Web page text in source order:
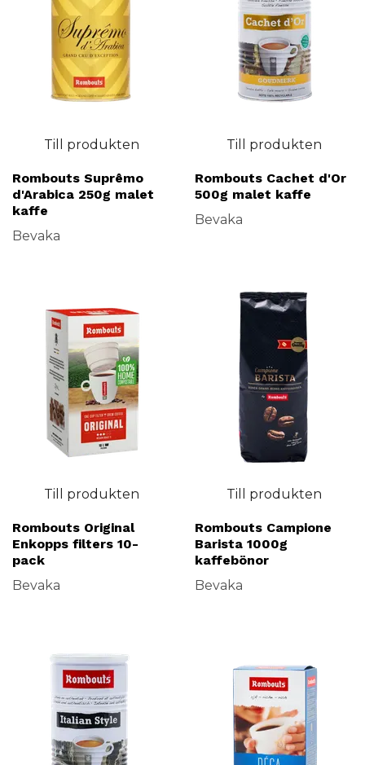
Till produkten
Rombouts Suprêmo
d'Arabica 250g malet
kaffe
Bevaka
Till produkten
Rombouts Cachet d'Or
500g malet kaffe
Bevaka
Till produkten
Rombouts Original
Enkopps filters 10-
pack
Bevaka
Till produkten
Rombouts Campione
Barista 1000g
kaffebönor
Bevaka